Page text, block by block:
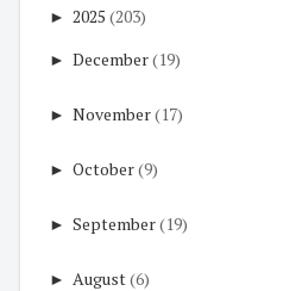
► 2025 (203)
► December(19)
► November(17)
► October(9)
► September(19)
► August(6)